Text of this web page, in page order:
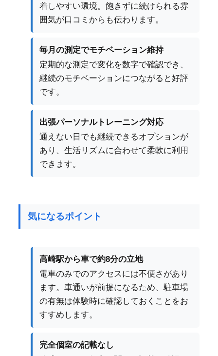
着しやすい環境。飽きずに続けられる雰
囲気が口コミからも伝わります。
毎月の測定でモチベーション維持
定期的な測定で変化を数字で確認でき、
継続のモチベーションにつながると好評
です。
出張パーソナルトレーニング対応
通えない日でも継続できるオプションが
あり、生活リズムに合わせて柔軟に利用
できます。
気になるポイント
高崎駅から車で約8分の立地
電車のみでのアクセスには不便さがあり
ます。車通いが前提になるため、駐車場
の有無は体験時に確認しておくことをお
すすめします。
完全個室の記載なし